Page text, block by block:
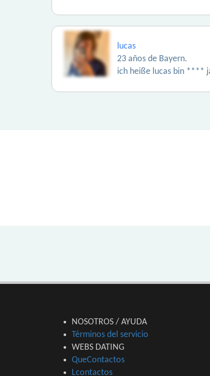
lucas
23 años de Bayern.
ich heiße lucas bin ****
NOSOTROS / AYUDA
Términos del servicio
WEBS DATING
QueContactos
Lcontactos